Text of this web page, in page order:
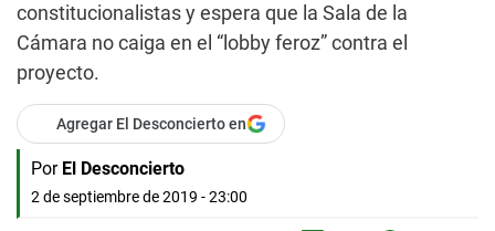
constitucionalistas y espera que la Sala de la
Cámara no caiga en el “lobby feroz” contra el
proyecto.
Agregar El Desconcierto en
Por El Desconcierto
2 de septiembre de 2019 - 23:00